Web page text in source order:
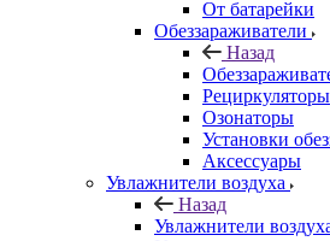
От батарейки
Обеззараживатели
Назад
Рециркуляторы
Озонаторы
Установки
Аксессуары
Увлажнители воздуха
Назад
Увлажнители